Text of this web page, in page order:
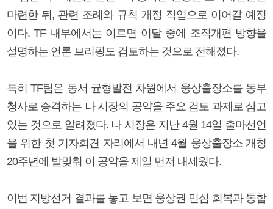
마련한 뒤, 관련 조례와 규칙 개정 작업으로 이어갈 예정
이다. TF 내부에서는 이르면 이달 중에 조직개편 방향을
설명하는 언론 브리핑도 검토하는 것으로 전해졌다.
특히 TF팀은 동서 균형발전 차원에서 웅상출장소를 동부
청사로 승격하는 나 시장의 공약을 주요 검토 과제로 삼고
있는 것으로 알려졌다. 나 시장은 지난 4월 14일 출마선언
을 위한 첫 기자회견 자리에서 내년 4월 웅상출장소 개청
20주년에 발맞춰 이 공약을 제일 먼저 내세웠다.
이번 지방선거 결과를 놓고 보면 웅상권 민심 회복과 통합